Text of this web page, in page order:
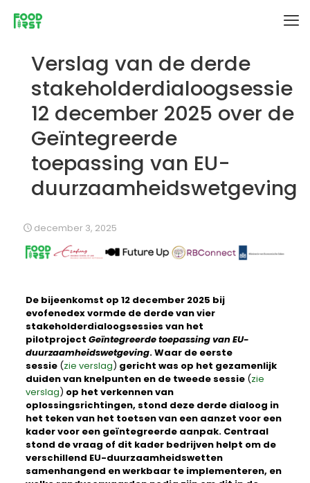
Verslag van de derde
stakeholderdialoogsessie
12 december 2025 over de
Geïntegreerde
toepassing van EU-
duurzaamheidswetgeving
december 3, 2025
De bijeenkomst op 12 december 2025 bij
evofenedex vormde de derde van vier
stakeholderdialoogsessies van het
pilotproject Geïntegreerde toepassing van EU-
duurzaamheidswetgeving. Waar de eerste
sessie (zie verslag) gericht was op het gezamenlijk
duiden van knelpunten en de tweede sessie (zie
verslag) op het verkennen van
oplossingsrichtingen, stond deze derde dialoog in
het teken van het toetsen van een aanzet voor een
kader voor een geïntegreerde aanpak. Centraal
stond de vraag of dit kader bedrijven helpt om de
verschillend EU-duurzaamheidswetten
samenhangend en werkbaar te implementeren, en